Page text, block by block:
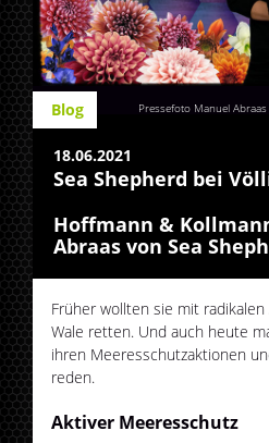
Pressefoto Manuel
Blog
18.06.2021
Sea Shepherd bei
Hoffmann &
Abraas von Sea
Früher wollten sie mit
Wale retten. Und auch heute
ihren Meeresschutzaktionen
reden.
Aktiver Meeresschutz